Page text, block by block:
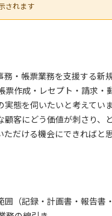
されます
・帳票業務を支援する新
票作成・レセプト・請求
態を伺いたいと考えていま
客にどう価値が刺さり、
だける機会にできればと
（記録・計画書・報告書